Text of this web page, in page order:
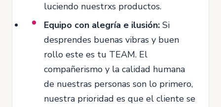
luciendo nuestrxs productos.
Equipo con alegría e ilusión: Si
desprendes buenas vibras y buen
rollo este es tu TEAM. El
compañerismo y la calidad humana
de nuestras personas son lo primero,
nuestra prioridad es que el cliente se